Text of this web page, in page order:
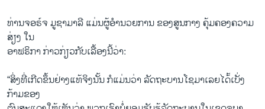
ທ່ານຈອຣ໌ຈ ມູຊາມາລີ ແມ່ນຜູ້ອຳນວຍການ ຂອງສູນກາງ ຄຸ້ມຄອງຄວາມ
ສ່ຽງ ໃນ
ອາຟຣິກາ ກ່າວກ່ຽວກັບເລື້ອງນີ້ວ່າ:
“ສິ່ງທີ່ເກີດຂຶ້ນຢ່າງແທ້ຈິງນັ້ນ ກໍແມ່ນວ່າ ລັດຖະບານໂຊມາເລຍໄດ້້​ເບັ່ງ
ກ້າມຂອງ